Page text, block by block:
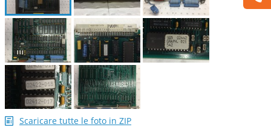
Scaricare tutte le foto in ZIP